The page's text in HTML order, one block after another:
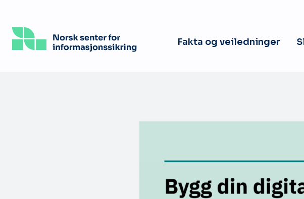
hovedinnhold
Fakta og veiledninger